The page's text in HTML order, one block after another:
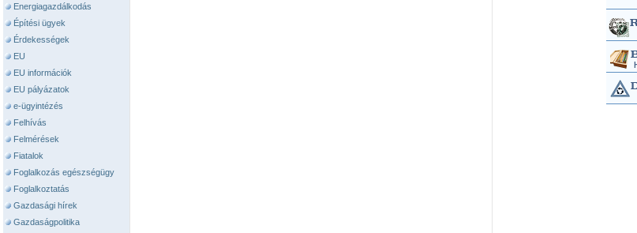
Energiagazdálkodás
Építési ügyek
Érdekességek
EU
EU információk
EU pályázatok
e-ügyintézés
Felhívás
Felmérések
Fiatalok
Foglalkozás egészségügy
Foglalkoztatás
Gazdasági hírek
Gazdaságpolitika